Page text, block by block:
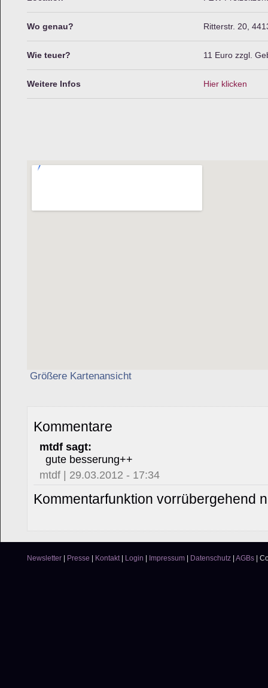
Wo genau? Ritterstr. 20,
Wie teuer? 11 Euro zzgl.
Weitere Infos Hier klicken
Größere Kartenansicht
Kommentare
mtdf sagt:
gute besserung++
mtdf | 29.03.2012 - 17:34
Kommentarfunktion vorrübergehend
Newsletter Presse Kontakt| Login Impressum Datenschutz AGBs